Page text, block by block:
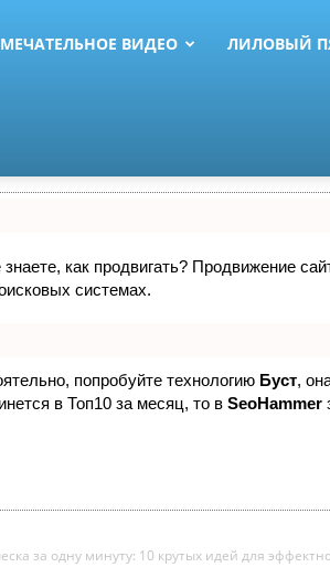
ВИДЕО ЛИЛОВЫЙ
как продвигать? Продвижение
системах.
попробуйте технологию Буст,
в Топ10 за месяц, то в SeoHammer
за одну минуту: 10 крутых идей для